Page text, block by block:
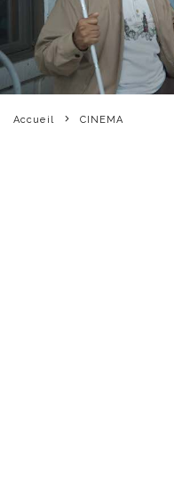
Accueil CINEMA